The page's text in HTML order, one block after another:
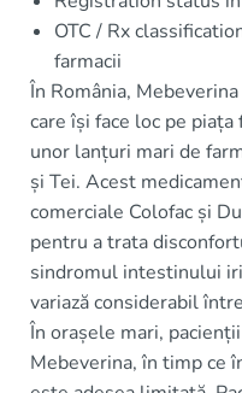
OTC / Rx
farmacii
În România,
care își face loc pe
unor lanțuri mari de
și Tei. Acest
comerciale Colofac și
pentru a trata
sindromul intestinului
variază considerabil
În orașele mari,
Mebeverina, în timp ce